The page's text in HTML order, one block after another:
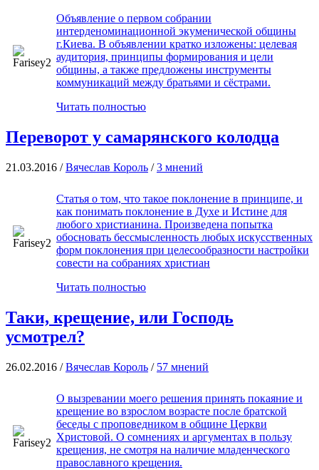
Объявление о первом собрании
интерденоминационной экуменической общины
г.Киева. В объявлении кратко изложены: целевая
аудитория, принципы формирования и цели
общины, а также предложены инструменты
коммуникаций между братьями и сёстрами.
Читать полностью
Переворот у самарянского колодца
21.03.2016 /Вячеслав Король /3 мнений
Статья о том, что такое поклонение в принципе, и
как понимать поклонение в Духе и Истине для
любого христианина. Произведена попытка
обосновать бессмысленность любых искусственных
форм поклонения при целесообразности настройки
совести на собраниях христиан
Читать полностью
Таки, крещение, или Господь
усмотрел?
26.02.2016 /Вячеслав Король / 57 мнений
О вызревании моего решения принять покаяние и
крещение во взрослом возрасте после братской
беседы с проповедником в общине Церкви
Христовой. О сомнениях и аргументах в пользу
крещения, не смотря на наличие младенческого
православного крещения.